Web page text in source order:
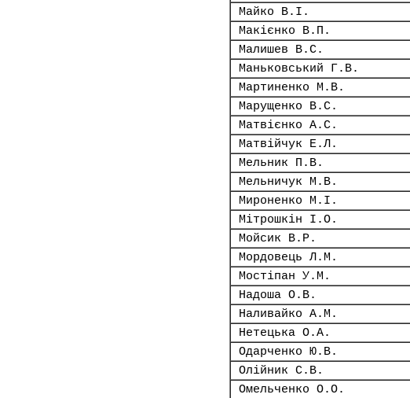
Майко В.І.
Макієнко В.П.
Малишев В.С.
Маньковський Г.В.
Мартиненко М.В.
Марущенко В.С.
Матвієнко А.С.
Матвійчук Е.Л.
Мельник П.В.
Мельничук М.В.
Мироненко М.І.
Мітрошкін І.О.
Мойсик В.Р.
Мордовець Л.М.
Мостіпан У.М.
Надоша О.В.
Наливайко А.М.
Нетецька О.А.
Одарченко Ю.В.
Олійник С.В.
Омельченко О.О.